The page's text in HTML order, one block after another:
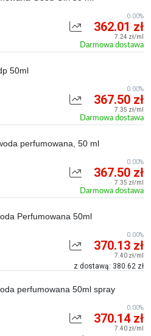
362.01 zł
7.24 zł/ml
Darmowa dostawa
0.00%
50ml
367.50 zł
7.35 zł/ml
Darmowa dostawa
0.00%
perfumowana, 50 ml
367.50 zł
7.35 zł/ml
Darmowa dostawa
0.00%
Perfumowana 50ml
370.13 zł
7.40 zł/ml
z dostawą: 380.62 zł
0.00%
perfumowana 50ml spray
370.14 zł
7.40 zł/ml
0.00%